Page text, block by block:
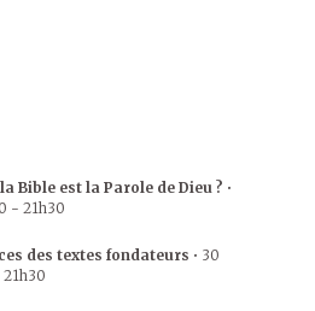
Bible est la Parole de Dieu ? •
- 21h30
des textes fondateurs • 30
21h30